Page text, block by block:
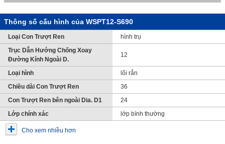
Thông số cấu hình của WSPT12-S690
Loại Con Trượt Ren
hình trụ
Trục Dẫn Hướng Chống Xoay
Đường Kính Ngoài D.
12
Loại hình
lõi rắn
Chiều dài Con Trượt Ren
36
Con Trượt Ren bên ngoài Dia. D1
24
Lớp chính xác
lớp bình thường
Cho xem nhiều hơn